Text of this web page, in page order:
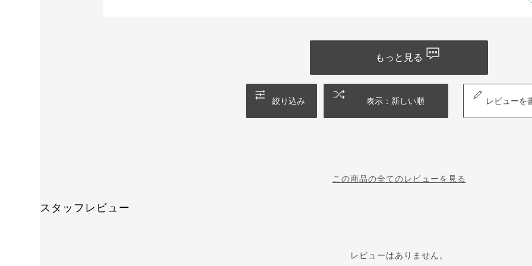
もっと見る
絞り込み 表示：新しい順 レビューを
この商品の全てのレビューを見る
スタッフレビュー
レビューはありません。